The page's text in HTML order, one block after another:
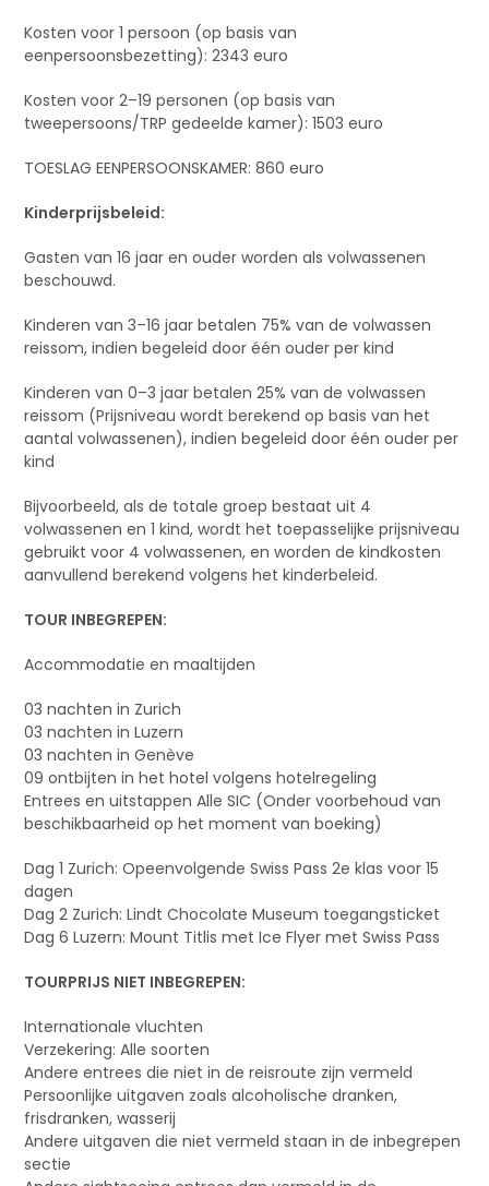
Kosten voor 1 persoon (op basis van
eenpersoonsbezetting): 2343 euro
Kosten voor 2–19 personen (op basis van
tweepersoons/TRP gedeelde kamer): 1503 euro
TOESLAG EENPERSOONSKAMER: 860 euro
Kinderprijsbeleid:
Gasten van 16 jaar en ouder worden als volwassenen
beschouwd.
Kinderen van 3–16 jaar betalen 75% van de volwassen
reissom, indien begeleid door één ouder per kind
Kinderen van 0–3 jaar betalen 25% van de volwassen
reissom (Prijsniveau wordt berekend op basis van het
aantal volwassenen), indien begeleid door één ouder per
kind
Bijvoorbeeld, als de totale groep bestaat uit 4
volwassenen en 1 kind, wordt het toepasselijke prijsniveau
gebruikt voor 4 volwassenen, en worden de kindkosten
aanvullend berekend volgens het kinderbeleid.
TOUR INBEGREPEN:
Accommodatie en maaltijden
03 nachten in Zurich
03 nachten in Luzern
03 nachten in Genève
09 ontbijten in het hotel volgens hotelregeling
Entrees en uitstappen Alle SIC (Onder voorbehoud van
beschikbaarheid op het moment van boeking)
Dag 1 Zurich: Opeenvolgende Swiss Pass 2e klas voor 15
dagen
Dag 2 Zurich: Lindt Chocolate Museum toegangsticket
Dag 6 Luzern: Mount Titlis met Ice Flyer met Swiss Pass
TOURPRIJS NIET INBEGREPEN:
Internationale vluchten
Verzekering: Alle soorten
Andere entrees die niet in de reisroute zijn vermeld
Persoonlijke uitgaven zoals alcoholische dranken,
frisdranken, wasserij
Andere uitgaven die niet vermeld staan in de inbegrepen
sectie